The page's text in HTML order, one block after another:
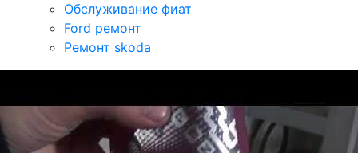
Обслуживание фиат
Ford ремонт
Ремонт skoda